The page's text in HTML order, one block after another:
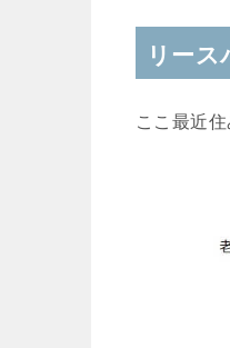
リー
ここ最近